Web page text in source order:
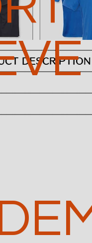
DESCRIPTION